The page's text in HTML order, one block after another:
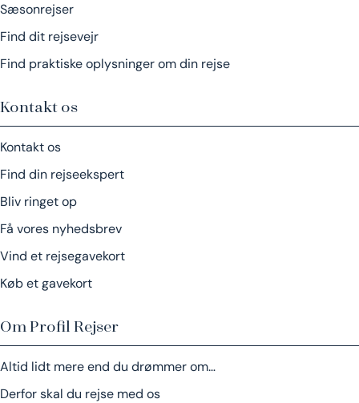
Sæsonrejser
Find dit rejsevejr
Find praktiske oplysninger om din rejse
Kontakt os
Kontakt os
Find din rejseekspert
Bliv ringet op
Få vores nyhedsbrev
Vind et rejsegavekort
Køb et gavekort
Om Profil Rejser
Altid lidt mere end du drømmer om…
Derfor skal du rejse med os